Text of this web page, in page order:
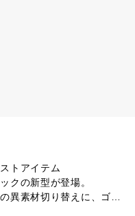
トアイテム
クの新型が登場。
異素材切り替えに、ゴー